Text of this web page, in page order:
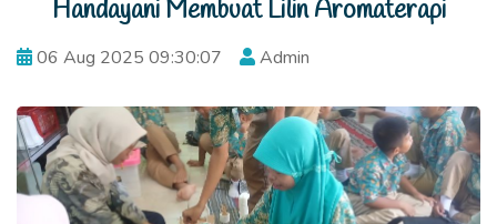
Handayani Membuat Lilin Aromaterapi
06 Aug 2025 09:30:07 Admin